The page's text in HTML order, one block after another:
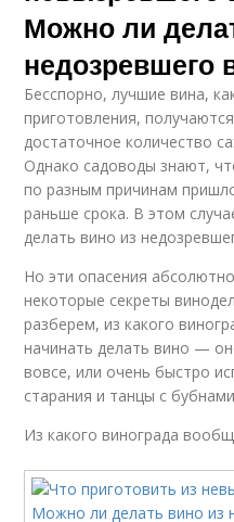
Можно ли
недозревшего
Бесспорно, лучшие вина,
приготовления,
достаточное количество
Однако садоводы знают,
по разным причинам
раньше срока. В этом
делать вино из
Но эти опасения
некоторые секреты
разберем, из какого
начинать делать вино —
вовсе, или очень быстро
старания и танцы с
Из какого винограда